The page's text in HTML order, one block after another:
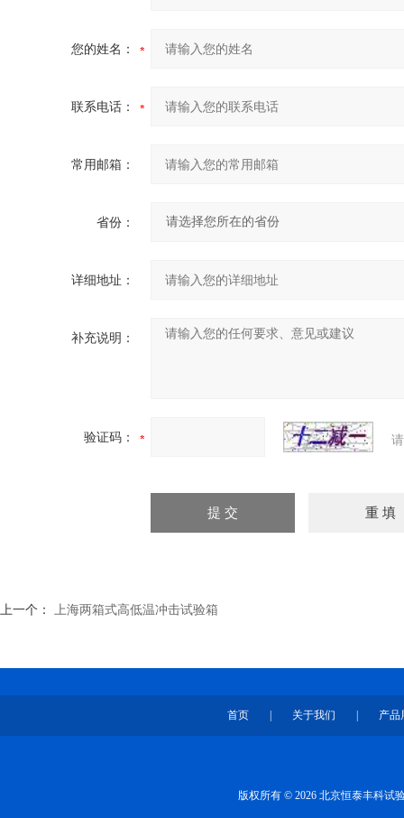
您的姓名：
联系电话：
常用邮箱：
省份：
详细地址：
补充说明：
验证码：
上一个： 上海两箱式高低温冲击试验箱
首页 关于我们 产品
版权所有 © 2026 北京恒泰丰科试